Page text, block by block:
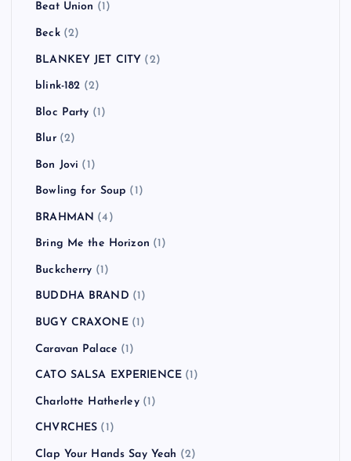
Beat Union (1)
Beck(2)
BLANKEY JET CITY (2)
blink-182 (2)
Bloc Party (1)
Blur(2)
Bon Jovi (1)
Bowling for Soup (1)
BRAHMAN (4)
Bring Me the Horizon (1)
Buckcherry (1)
BUDDHA BRAND (1)
BUGY CRAXONE(1)
Caravan Palace (1)
CATO SALSA EXPERIENCE (1)
Charlotte Hatherley(1)
CHVRCHES (1)
Clap Your Hands Say Yeah (2)